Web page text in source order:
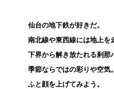
仙台の地下鉄が好きだ。
南北線や東西線には地上を
下界から解き放たれる刹那
季節ならではの彩りや空気。
ふと顔を上げてみよう。